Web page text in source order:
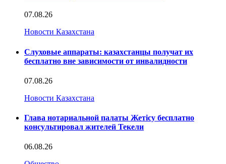
07.08.26
Новости Казахстана
Слуховые аппараты: казахстанцы получат их
бесплатно вне зависимости от инвалидности
07.08.26
Новости Казахстана
Глава нотариальной палаты Жетісу бесплатно
консультировал жителей Текели
06.08.26